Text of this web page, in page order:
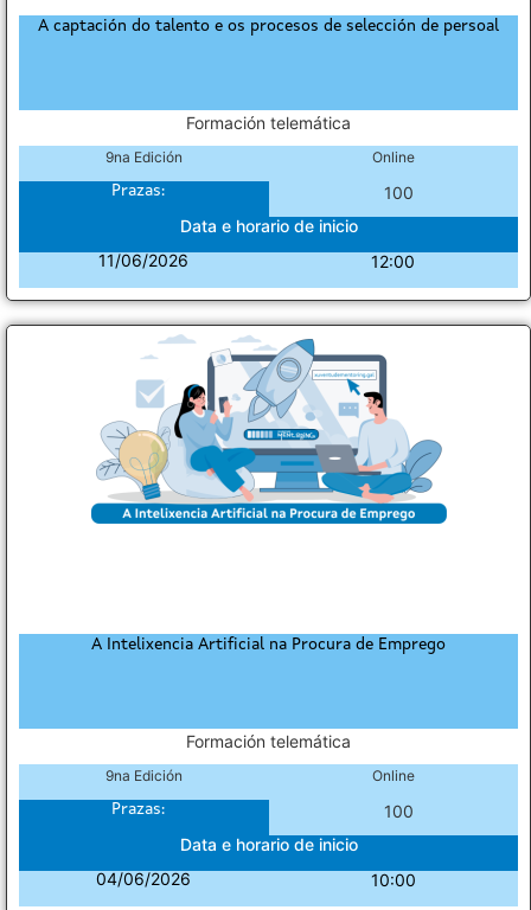
A captación do talento e os procesos de selección de persoal
Formación telemática
9na Edición Online
Prazas:
100
Data e horario de inicio
11/06/2026
12:00
A Intelixencia Artificial na Procura de Emprego
Formación telemática
9na Edición Online
Prazas:
100
Data e horario de inicio
04/06/2026
10:00